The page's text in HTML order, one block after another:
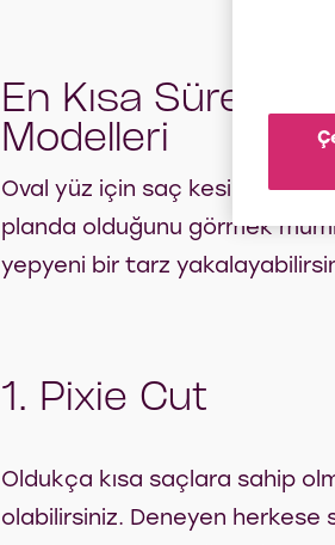
En Kısa Sürede
Modelleri
Oval yüz için saç kesimleri
planda olduğunu görmek
yepyeni bir tarz
1. Pixie Cut
Oldukça kısa saçlara sahip
olabilirsiniz. Deneyen herkese